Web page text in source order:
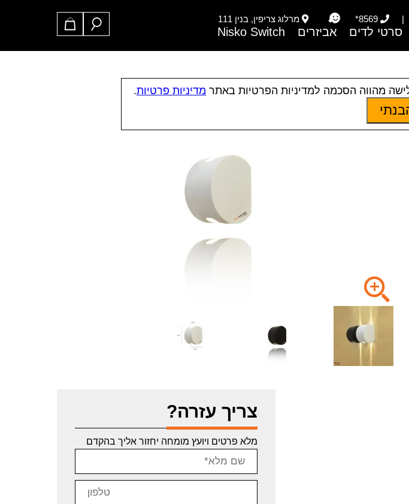
|
8569* מרלוג צריפין, בנין 111
סרטי לדים אביזרים Nisko Switch
צריך עזרה?
מלא פרטים ויועץ מומחה יחזור אליך בהקדם
מהווה הסכמה למדיניות הפרטיות באתר מדיניות פרטיות.